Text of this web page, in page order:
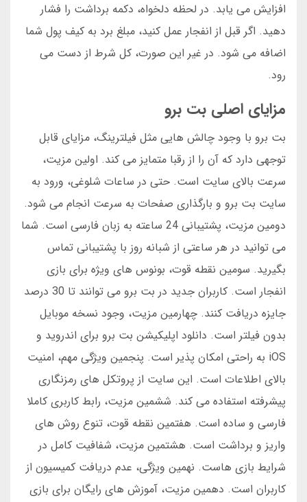
افزایش می یابد. در لحظه دلخواه، دکمه برداشت را فشار
دهید. اگر قبل از انفجار عمل کنید، مبلغ برد به کیف پول شما
اضافه می شود. در غیر این صورت، کل شرط از دست می
رود.
مزایای اصلی بت برو
بت برو با وجود چالش هایی مثل فیلترینگ، مزایای قابل
توجهی دارد که آن را از رقبا متمایز می کند. اولین مزیت،
سرعت بالای سایت است. حتی در ساعات شلوغی، ورود به
سایت بت برو و بارگذاری صفحات به سرعت انجام می شود.
دومین مزیت، پشتیبانی 24 ساعته به زبان فارسی است. شما
می توانید در هر ساعتی از شبانه روز با پشتیبانی تماس
بگیرید. سومین نقطه قوت، بونوس های ویژه برای بازی
انفجار است. کاربران جدید در بت برو می توانند تا 30 درصد
جایزه دریافت کنند. چهارمین مزیت، وجود نسخه موبایل
بدون فیلتر است. دانلود اپلیکیشن بت برو برای اندروید و
iOS به راحتی امکان پذیر است. پنجمین ویژگی مهم، امنیت
بالای اطلاعات است. این سایت از پروتکل های رمزنگاری
پیشرفته استفاده می کند. ششمین مزیت، رابط کاربری کاملا
فارسی و ساده است. هفتمین نقطه قوت، تنوع روش های
واریز و برداشت است. هشتمین مزیت، شفافیت کامل در
شرایط بازی هاست. نهمین ویژگی، عدم دریافت کمیسیون از
کاربران است. دهمین مزیت، آموزش های رایگان برای بازی